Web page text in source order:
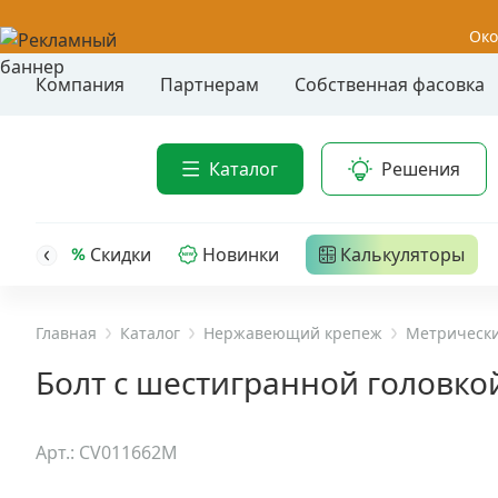
Компания Партнерам Собственная фасовка
Каталог Решения
Распродажа
Уценка
головкой
трех-
Скидки Новинки Калькуляторы
Главная Каталог Нержавеющий крепеж
Болт с шестигранной
Арт.: CV011662M